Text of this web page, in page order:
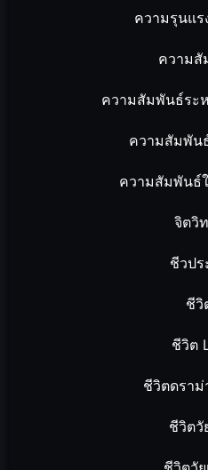
ความรุนแร
ความสั
ความสัมพันธ์ระ
ความสัมพัน
ความสัมพันธ์
จิตวิ
ชีวปร
ชีวิ
ชีวิต
ชีวิตดรา
ชีวิตวั